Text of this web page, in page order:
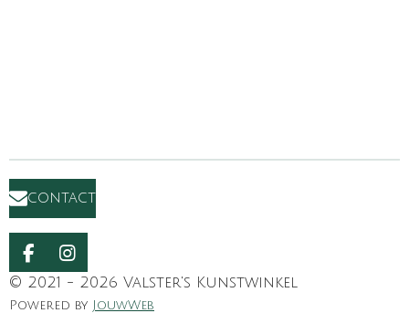
contact
F
a
e
I
n
t
© 2021 - 2026 Valster's Kunstwinkel
Powered by JouwWeb